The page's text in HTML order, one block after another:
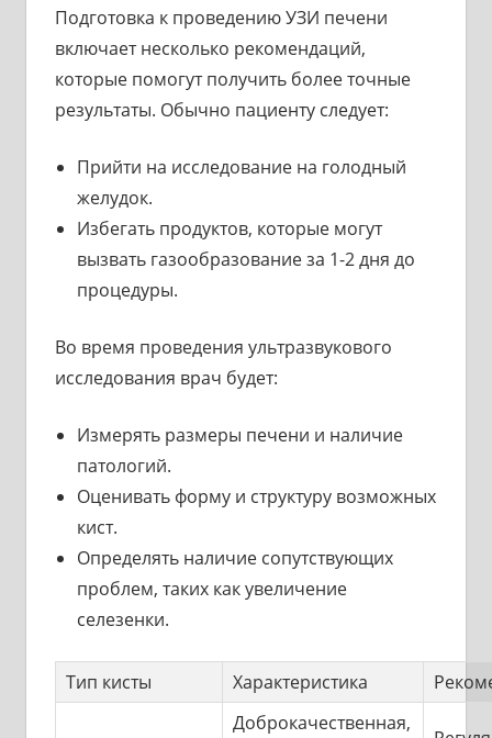
Подготовка к проведению УЗИ печени
включает несколько рекомендаций,
которые помогут получить более точные
результаты. Обычно пациенту следует:
Прийти на исследование на голодный
желудок.
Избегать продуктов, которые могут
вызвать газообразование за 1-2 дня до
процедуры.
Во время проведения ультразвукового
исследования врач будет:
Измерять размеры печени и наличие
патологий.
Оценивать форму и структуру возможных
кист.
Определять наличие сопутствующих
проблем, таких как увеличение
селезенки.
Тип кисты Характеристика
Доброкачественная,